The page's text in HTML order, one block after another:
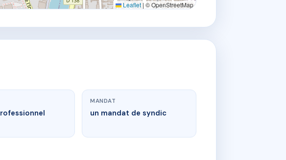
Leaflet | © OpenStreetMap
MANDAT
un mandat de syndic